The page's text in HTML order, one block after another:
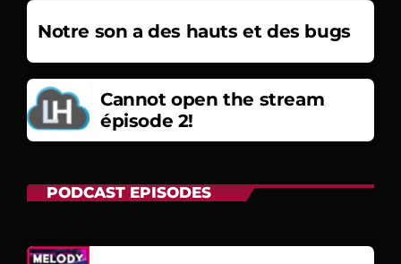
Notre son a des hauts et des bugs
Cannot open the stream
épisode 2!
PODCAST EPISODES